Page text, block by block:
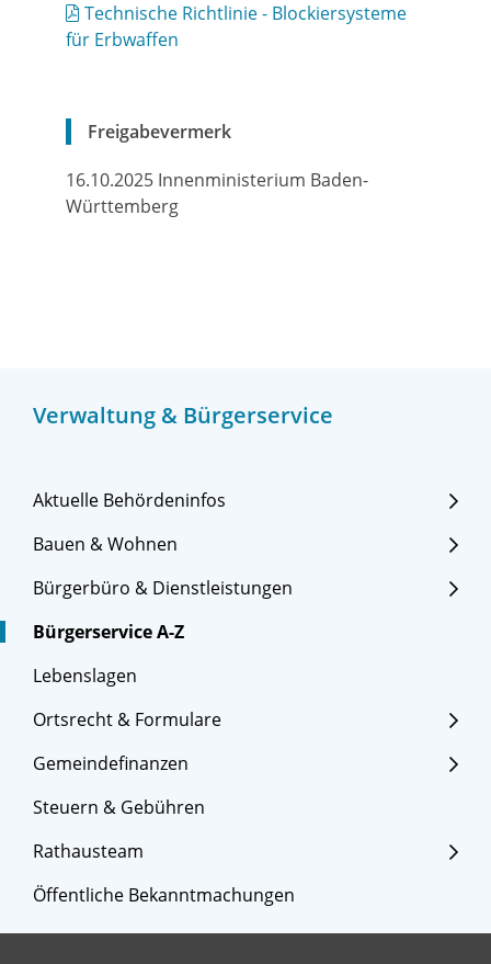
Verwaltung & Bürgerservice
Aktuelle Behördeninfos
Bauen & Wohnen
Bürgerbüro & Dienstleistungen
Bürgerservice A-Z
Lebenslagen
Ortsrecht & Formulare
Gemeindefinanzen
Steuern & Gebühren
Rathausteam
Öffentliche Bekanntmachungen
Technische Richtlinie - Blockiersysteme
für Erbwaffen
Freigabevermerk
16.10.2025 Innenministerium Baden-
Württemberg